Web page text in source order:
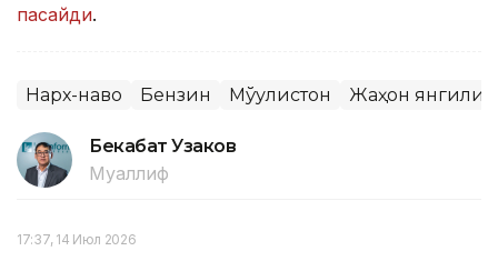
пасайди.
Нарх-наво Бензин Мўғулистон Жаҳон
Бекабат Узаков
Муаллиф
17:37, 14 Июл 2026